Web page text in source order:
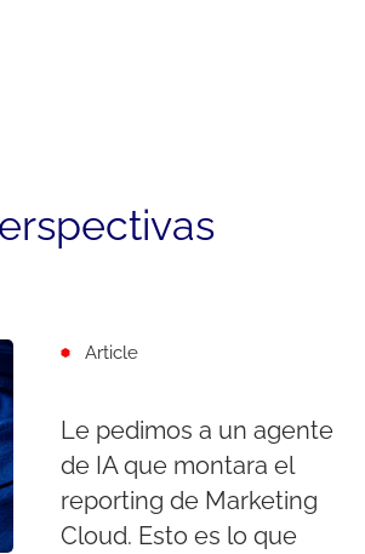
Article
Le pedimos a un agente
de IA que montara el
reporting de Marketing
Cloud. Esto es lo que